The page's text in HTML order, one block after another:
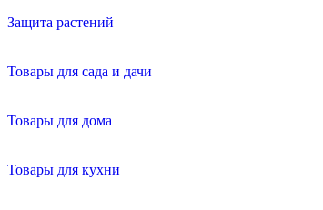
Защита растений
Товары для сада и дачи
Товары для дома
Товары для кухни